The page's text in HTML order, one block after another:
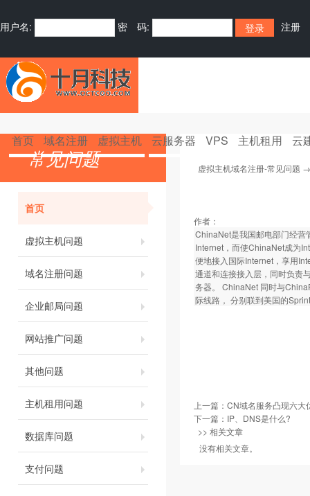
用户名: 密 码: 注册
首页 域名注册 虚拟主机 云服务器 VPS 主机租用 云
常见问题
首页
虚拟主机问题
域名注册问题
企业邮局问题
网站推广问题
其他问题
主机租用问题
数据库问题
支付问题
虚拟主机域名注册-常见问题
作者：
ChinaNet是我国邮电部门经营
Internet，而使ChinaNet成为
便地接入国际Internet，享用
通道和连接接入层，同时负责
务器。 ChinaNet 同时与
际线路， 分别联到美国的
上一篇： CN域名服务凸现六大
下一篇： IP、DNS是什么?
>> 相关文章
没有相关文章。